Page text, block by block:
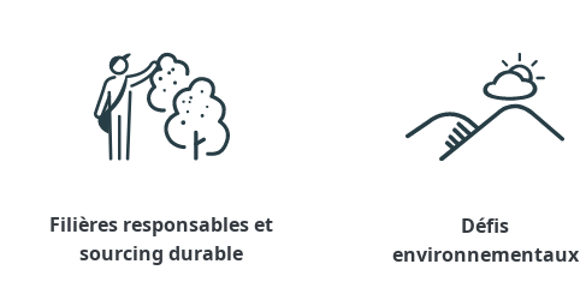
Filières responsables et
sourcing durable
Défis
environnementaux